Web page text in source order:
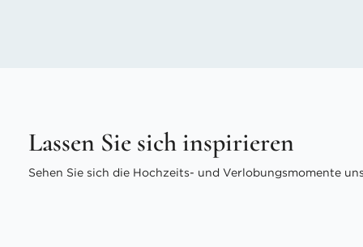
Lassen Sie sich inspirieren
Sehen Sie sich die Hochzeits- und Verlobungsmomente